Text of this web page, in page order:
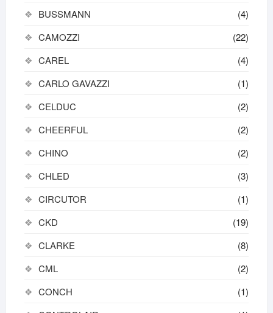
BUSSMANN
(4)
CAMOZZI
(22)
CAREL
(4)
CARLO GAVAZZI
(1)
CELDUC
(2)
CHEERFUL
(2)
CHINO
(2)
CHLED
(3)
CIRCUTOR
(1)
CKD
(19)
CLARKE
(8)
CML
(2)
CONCH
(1)